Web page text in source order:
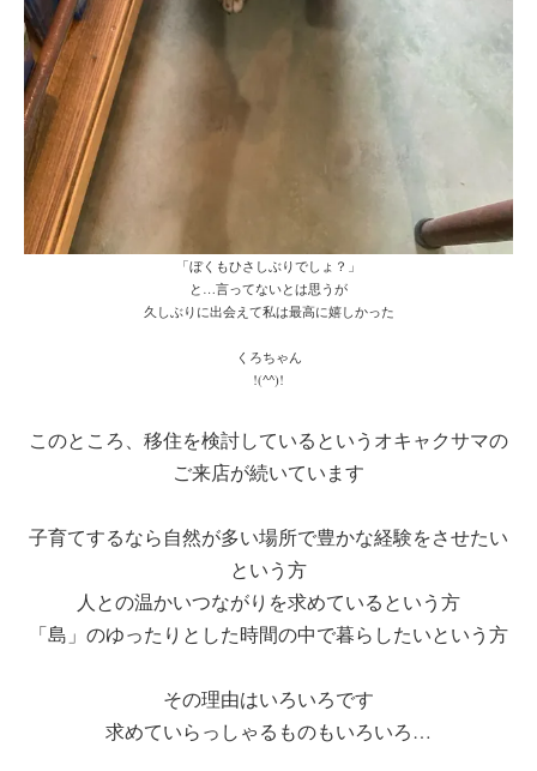
「ぼくもひさしぶりでしょ？」
と…言ってないとは思うが
久しぶりに出会えて私は最高に嬉しかった
くろちゃん
!(^^)!
このところ、移住を検討しているというオキャクサマの
ご来店が続いています
子育てするなら自然が多い場所で豊かな経験をさせたい
という方
人との温かいつながりを求めているという方
「島」のゆったりとした時間の中で暮らしたいという方
その理由はいろいろです
求めていらっしゃるものもいろいろ…